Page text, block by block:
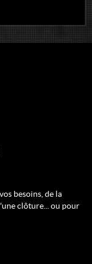
besoins, de la
clôture... ou pour